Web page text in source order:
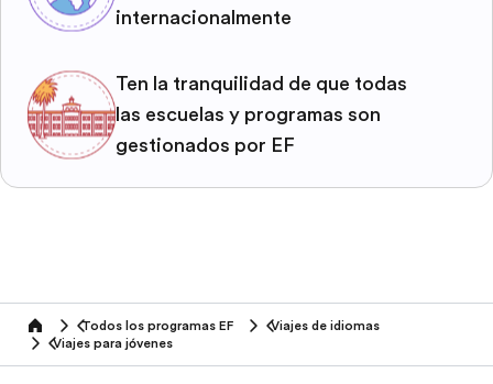
internacionalmente
Ten la tranquilidad de que todas
las escuelas y programas son
gestionados por EF
home Todos los programas EF
Viajes de idiomas
Viajes para jóvenes